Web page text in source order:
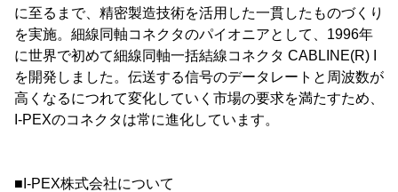
に至るまで、精密製造技術を活用した一貫したものづくり
を実施。細線同軸コネクタのパイオニアとして、1996年
に世界で初めて細線同軸一括結線コネクタ CABLINE(R) I
を開発しました。伝送する信号のデータレートと周波数が
高くなるにつれて変化していく市場の要求を満たすため、
I-PEXのコネクタは常に進化しています。
■I-PEX株式会社について